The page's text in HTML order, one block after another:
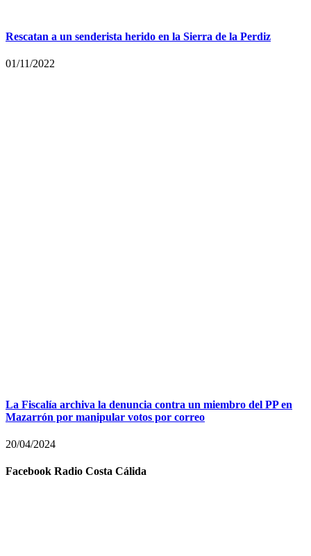
Rescatan a un senderista herido en la Sierra de la Perdiz
01/11/2022
La Fiscalía archiva la denuncia contra un miembro del PP en
Mazarrón por manipular votos por correo
20/04/2024
Facebook Radio Costa Cálida